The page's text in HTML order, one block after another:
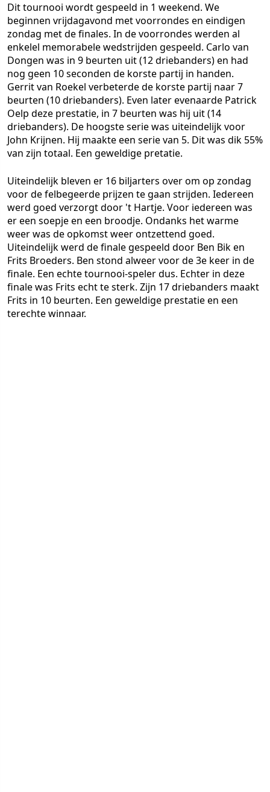
Dit tournooi wordt gespeeld in 1 weekend. We
beginnen vrijdagavond met voorrondes en eindigen
zondag met de finales. In de voorrondes werden al
enkelel memorabele wedstrijden gespeeld. Carlo van
Dongen was in 9 beurten uit (12 driebanders) en had
nog geen 10 seconden de korste partij in handen.
Gerrit van Roekel verbeterde de korste partij naar 7
beurten (10 driebanders). Even later evenaarde Patrick
Oelp deze prestatie, in 7 beurten was hij uit (14
driebanders). De hoogste serie was uiteindelijk voor
John Krijnen. Hij maakte een serie van 5. Dit was dik 55%
van zijn totaal. Een geweldige pretatie.
Uiteindelijk bleven er 16 biljarters over om op zondag
voor de felbegeerde prijzen te gaan strijden. Iedereen
werd goed verzorgt door 't Hartje. Voor iedereen was
er een soepje en een broodje. Ondanks het warme
weer was de opkomst weer ontzettend goed.
Uiteindelijk werd de finale gespeeld door Ben Bik en
Frits Broeders. Ben stond alweer voor de 3e keer in de
finale. Een echte tournooi-speler dus. Echter in deze
finale was Frits echt te sterk. Zijn 17 driebanders maakt
Frits in 10 beurten. Een geweldige prestatie en een
terechte winnaar.